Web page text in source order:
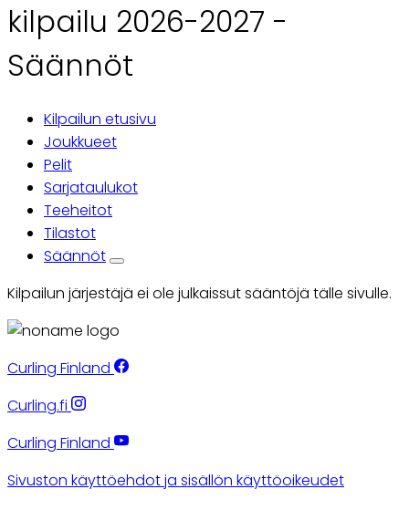
kilpailu 2026-2027 -
Säännöt
Ensisijaiset
välilehdet
Kilpailun etusivu
Joukkueet
Pelit
Sarjataulukot
Teeheitot
Tilastot
Säännöt
Kilpailun järjestäjä ei ole julkaissut sääntöjä tälle sivulle.
Curling Finland
Curling.fi
Curling Finland
Sivuston käyttöehdot ja sisällön käyttöoikeudet